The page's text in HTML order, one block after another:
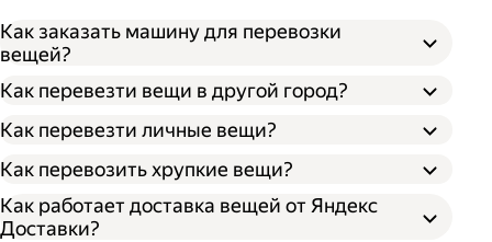
Как заказать машину для перевозки
вещей?
Как перевезти вещи в другой город?
Как перевезти личные вещи?
Как перевозить хрупкие вещи?
Как работает доставка вещей от Яндекс
Доставки?